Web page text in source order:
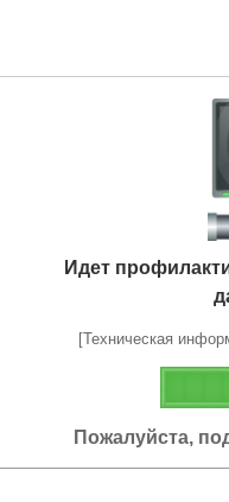
Идет
[Техническая
Пожалуйста,